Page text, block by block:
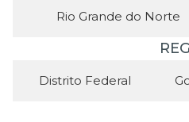
Rio Grande do Norte
Distrito Federal